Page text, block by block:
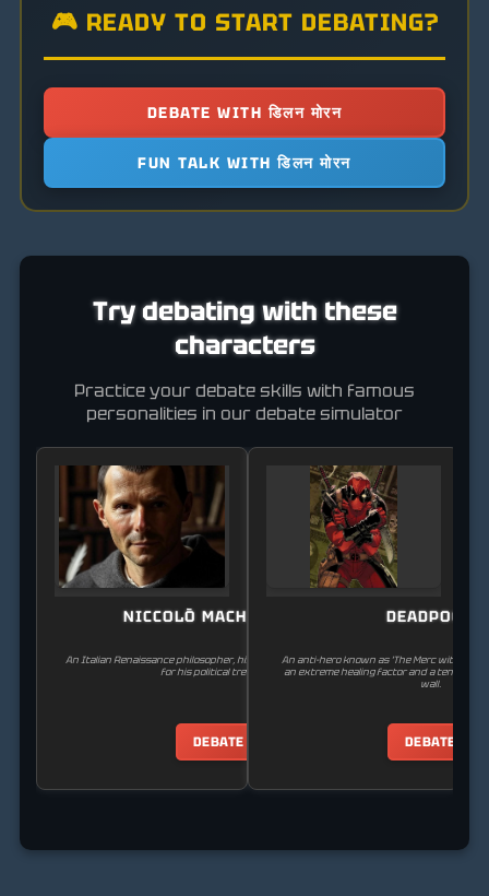
🎮 READY TO START DEBATING?
DEBATE WITH डिलन मोरन
FUN TALK WITH डिलन मोरन
Try debating with these
characters
Practice your debate skills with famous
personalities in our debate simulator
NICCOLÒ MACHIAVELLI
An Italian Renaissance philosopher, historian, and writer, known
for his political treatises.
DEBATE
DEADPOOL
An anti-hero known as 'The Merc with a
an extreme healing factor and a tendency
wall.
DEBATE